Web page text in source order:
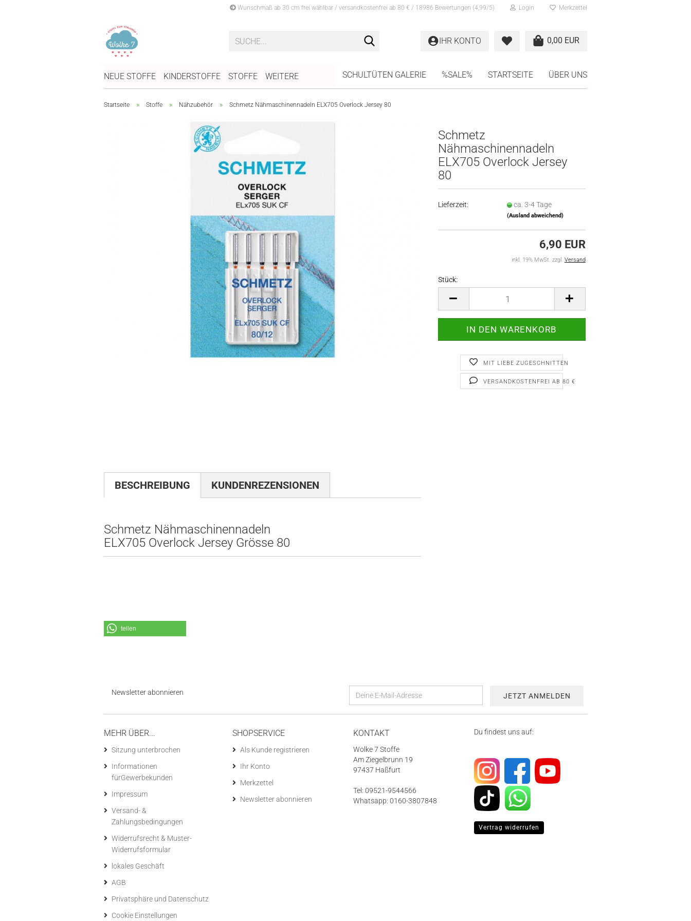
Wunschmaß ab 30 cm frei wählbar / versandkostenfrei ab 80 € / 18986 Bewertungen (4,99/5) Login Merkzettel
0,00 EUR
IHR KONTO
NEUE STOFFE KINDERSTOFFE STOFFE SCHULTÜTEN GALERIE %SALE% STARTSEITE ÜBER UNS
WEITERE
Startseite » Stoffe » Nähzubehör » Schmetz Nähmaschinennadeln ELX705 Overlock Jersey 80
Schmetz
Nähmaschinennadeln
ELX705 Overlock Jersey
80
Lieferzeit: ca. 3-4 Tage
(Ausland abweichend)
6,90 EUR
inkl. 19% MwSt. zzgl. Versand
Stück:
Stück
MIT LIEBE ZUGESCHNITTEN
VERSANDKOSTENFREI AB 80 €
BESCHREIBUNG KUNDENREZENSIONEN
Schmetz Nähmaschinennadeln
ELX705 Overlock Jersey Grösse 80
teilen
Newsletter abonnieren
MEHR ÜBER...
Sitzung unterbrochen
Informationen
fürGewerbekunden
Impressum
Versand- &
Zahlungsbedingungen
Widerrufsrecht & Muster-
Widerrufsformular
lokales Geschäft
AGB
Privatsphäre und Datenschutz
Cookie Einstellungen
SHOPSERVICE
Als Kunde registrieren
Ihr Konto
Merkzettel
Newsletter abonnieren
KONTAKT
Wolke 7 Stoffe
Am Ziegelbrunn 19
97437 Haßfurt
Tel: 09521-9544566
Whatsapp: 0160-3807848
Du findest uns auf:
Vertrag widerrufen